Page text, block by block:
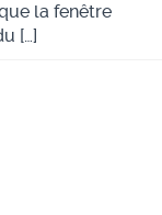
la fenêtre
[…]